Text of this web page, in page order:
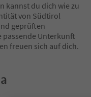
kannst du dich wie zu
von Südtirol
geprüften
passende Unterkunft
freuen sich auf dich.